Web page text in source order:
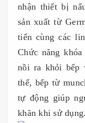
nhận thiết bị
sản xuất từ
tiến cùng các
Chức năng
nồi ra khỏi bếp
thế, bếp từ
tự động giúp
khăn khi sử dụng.